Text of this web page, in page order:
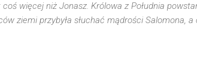
więcej niż Jonasz. Królowa z Południa
ziemi przybyła słuchać mądrości Salomona,